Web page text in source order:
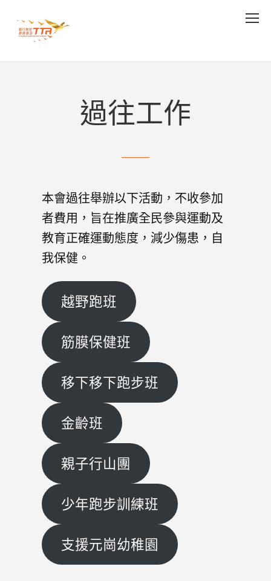
過往工作
本會過往舉辦以下活動，不收參加
者費用，旨在推廣全民參與運動及
教育正確運動態度，減少傷患，自
我保健。
越野跑班
筋膜保健班
移下移下跑步班
金齡班
親子行山團
少年跑步訓練班
支援元崗幼稚園